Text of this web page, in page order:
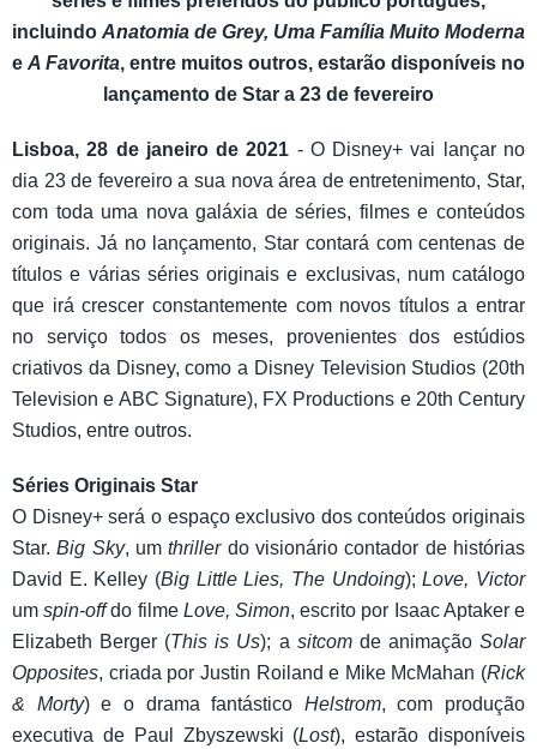
incluindo Anatomia de Grey, Uma Família Muito Moderna
e A Favorita, entre muitos outros, estarão disponíveis no
lançamento de Star a 23 de fevereiro
Lisboa, 28 de janeiro de 2021 - O Disney+ vai lançar no
dia 23 de fevereiro a sua nova área de entretenimento, Star,
com toda uma nova galáxia de séries, filmes e conteúdos
originais. Já no lançamento, Star contará com centenas de
títulos e várias séries originais e exclusivas, num catálogo
que irá crescer constantemente com novos títulos a entrar
no serviço todos os meses, provenientes dos estúdios
criativos da Disney, como a Disney Television Studios (20th
Television e ABC Signature), FX Productions e 20th Century
Studios, entre outros.
Séries Originais Star
O Disney+ será o espaço exclusivo dos conteúdos originais
Star.Big Sky, umthrillerdo visionário contador de histórias
David E. Kelley (Big Little Lies, The Undoing);Love, Victor
umspin-offdo filmeLove, Simon, escrito por Isaac Aptaker e
Elizabeth Berger (This is Us); a sitcomde animaçãoSolar
Opposites, criada por Justin Roiland e Mike McMahan (Rick
& Morty) e o drama fantástico Helstrom, com produção
executiva de Paul Zbyszewski (Lost), estarão disponíveis